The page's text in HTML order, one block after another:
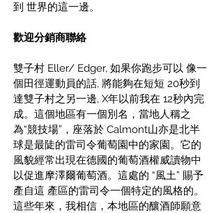
到 世界的這一邊。
歡迎分銷商聯絡
雙子村 Eller/ Edger, 如果你跑步可以 像一
個田徑運動員的話, 將能夠在短短 20秒到
達雙子村之另一邊, X年以前我在 12秒內完
成。這個地區有一個別名，當地人稱之
為“競技場”，座落於 Calmont山亦是北半
球是最陡的雷司令葡萄園中的家園。它的
風貌經常出現在德國的葡萄酒權威讀物中
以促進摩澤爾葡萄酒。這處的 “風土” 賜予
產自這 產區的雷司令一個特定的風格的。
這些年來，我相信，本地區的釀酒師願意